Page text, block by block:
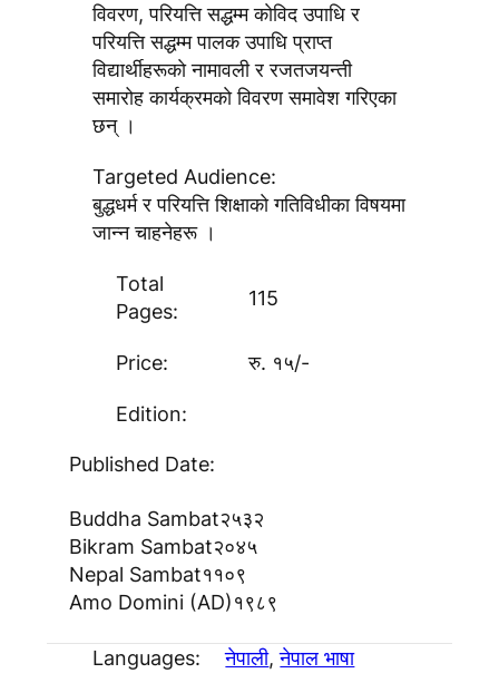
विवरण, परियत्ति सद्धम्म काेविद उपाधि र
परियत्ति सद्धम्म पालक उपाधि प्राप्त
विद्यार्थीहरूकाे नामावली र रजतजयन्ती
समारोह कार्यक्रमकाे विवरण समावेश गरिएका
छन् ।
Targeted Audience:
बुद्धधर्म र परियत्ति शिक्षाकाे गतिविधीका विषयमा
जान्न चाहनेहरू ।
Total
Pages:
115
Price: रु. १५/-
Edition:
Published Date:
Buddha Sambat२५३२
Bikram Sambat२०४५
Nepal Sambat११०९
Amo Domini (AD)१९८९
Languages: नेपाली, नेपाल भाषा